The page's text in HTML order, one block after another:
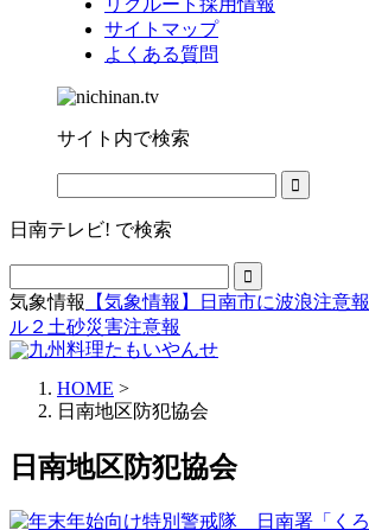
リクルート採用情報
サイトマップ
よくある質問
サイト内で検索
日南テレビ! で検索
気象情報
【気象情報】日南市に波浪注意
ル２土砂災害注意報
HOME >
日南地区防犯協会
日南地区防犯協会